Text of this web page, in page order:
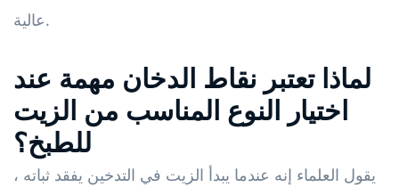
عالية.
لماذا تعتبر نقاط الدخان مهمة عند
اختيار النوع المناسب من الزيت
للطبخ؟
يقول العلماء إنه عندما يبدأ الزيت في التدخين يفقد ثباته ،